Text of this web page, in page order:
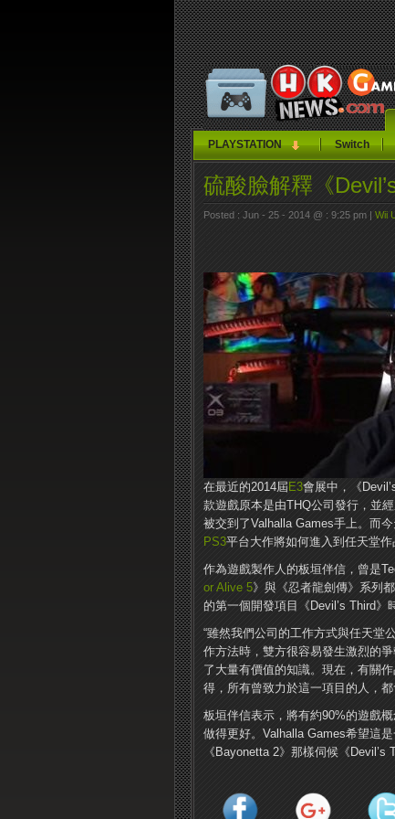
PLAYSTATION Switch
硫酸臉解釋《
Posted : Jun - 25 - 2014 @ : 9:25 pm | Wii
在最近的2014屆 E3會展中，《
款遊戲原本是由THQ公司發行，並
被交到了Valhalla Games手上。而
PS3平台大作將如何進入到任天堂作
作為遊戲製作人的板垣伴信，曾是
or Alive 5》與《忍者龍劍傳》系列
的第一個開發項目《Devil’s Third》
“雖然我們公司的工作方式與任天堂
作方法時，雙方很容易發生激烈的
了大量有價值的知識。現在，有關
得，所有曾致力於這一項目的人，
板垣伴信表示，將有約90%的遊戲
做得更好。Valhalla Games希望這
《Bayonetta 2》那樣伺候《Devil’s